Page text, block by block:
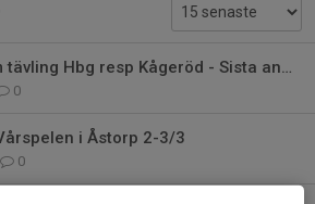
Påminner om tävling Hbg resp Kågeröd - Sista anmälningsdag 6/2 resp 9/2
0
i Åstorp 2-3/3
0